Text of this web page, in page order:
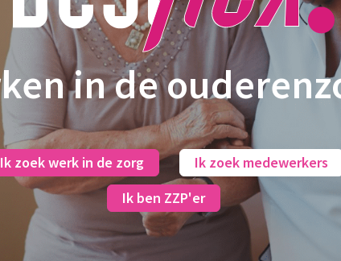
Werken inde oude|
Ik zoek werk in de zorg
Ik zoek medewerkers
Ik ben ZZP'er